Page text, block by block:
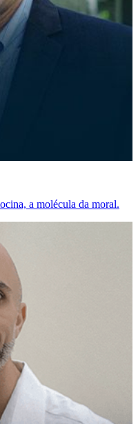
a molécula da moral.